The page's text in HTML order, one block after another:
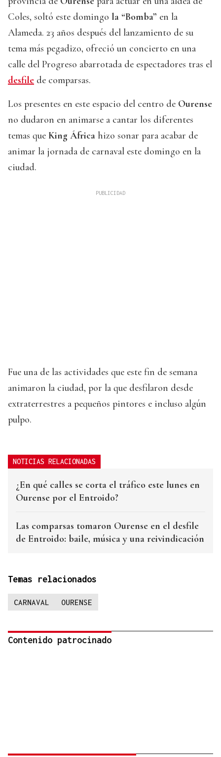
Coles, soltó este domingo la “Bomba” en la
Alameda. 23 años después del lanzamiento de su
tema más pegadizo, ofreció un concierto en una
calle del Progreso abarrotada de espectadores tras el
desfile de comparsas.
Los presentes en este espacio del centro de Ourense
no dudaron en animarse a cantar los diferentes
temas que King África hizo sonar para acabar de
animar la jornada de carnaval este domingo en la
ciudad.
Fue una de las actividades que este fin de semana
animaron la ciudad, por la que desfilaron desde
extraterrestres a pequeños pintores e incluso algún
pulpo.
NOTICIAS RELACIONADAS
¿En qué calles se corta el tráfico este lunes en
Ourense por el Entroido?
Las comparsas tomaron Ourense en el desfile
de Entroido: baile, música y una reivindicación
Temas relacionados
CARNAVAL OURENSE
Contenido patrocinado